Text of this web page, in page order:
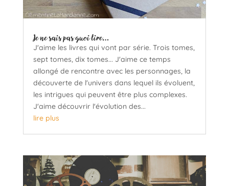
Je ne sais pas quoi lire…
J'aime les livres qui vont par série. Trois tomes,
sept tomes, dix tomes... J'aime ce temps
allongé de rencontre avec les personnages, la
découverte de l'univers dans lequel ils évoluent,
les intrigues qui peuvent être plus complexes.
J'aime découvrir l'évolution des...
lire plus